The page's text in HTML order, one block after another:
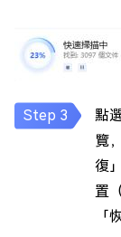
點
覽
復
置
「